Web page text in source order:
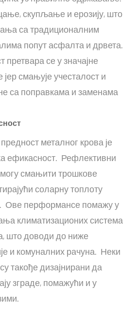
скупљање и ерозију, што
са традиционалним
попут асфалта и дрвета.
се у значајне
смањује учесталост и
са поправкама и заменама
металног крова је
ефикасност. Рефлективни
смањити трошкове
соларну топлоту
Ове перформансе помажу у
климатизационих система
што доводи до ниже
и комуналних рачуна. Неки
такође дизајнирани да
зграде, помажући и у